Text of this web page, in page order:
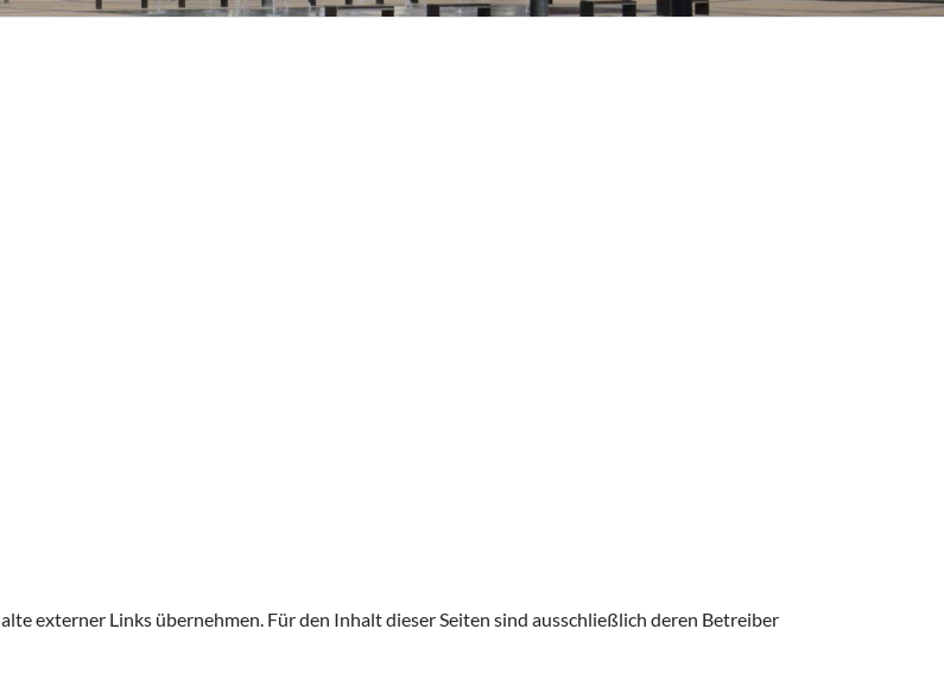
externer Links übernehmen. Für den Inhalt dieser Seiten sind ausschließlich deren Betreiber